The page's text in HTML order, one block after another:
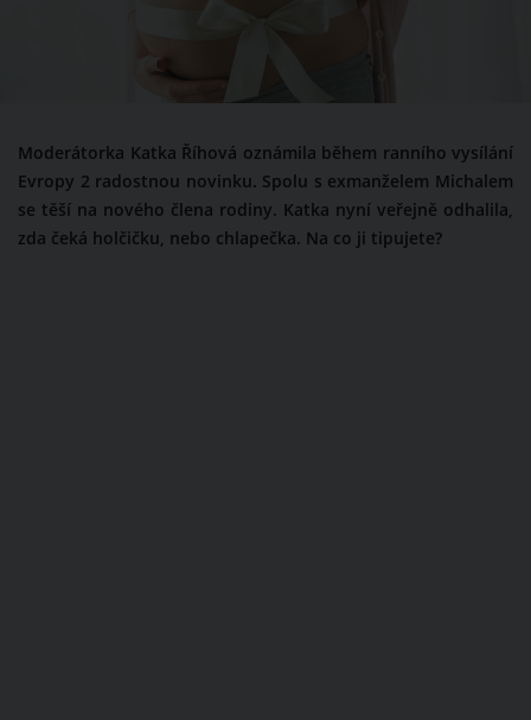
Moderátorka Katka Říhová oznámila během ranního vysílání
Evropy 2 radostnou novinku. Spolu s exmanželem Michalem
se těší na nového člena rodiny. Katka nyní veřejně odhalila,
zda čeká holčičku, nebo chlapečka. Na co ji tipujete?